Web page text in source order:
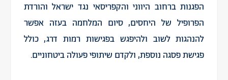
הפגנות ברחוב היווני והקפריסאי נגד ישראל והורדת
הפרופיל של היחסים, סיום המלחמה בעזה אפשר
להנהגות לשוב ולהיפגש בפגישות רמות דרג, כולל
פגישת פסגה נוספת, ולקדם שיתופי פעולה ביטחוניים.